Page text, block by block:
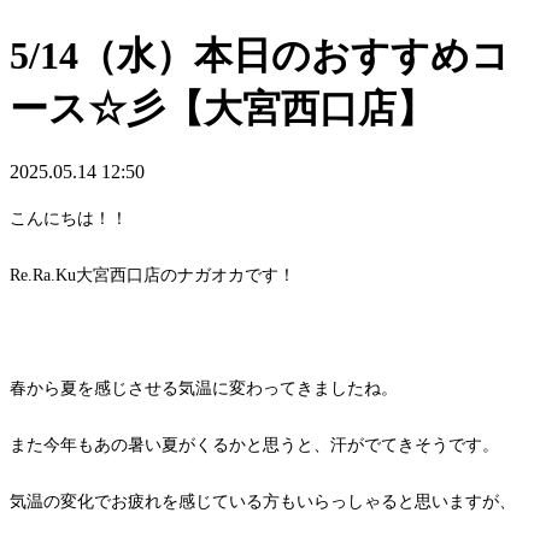
5/14（水）本日のおすすめコ
ース☆彡【大宮西口店】
2025.05.14 12:50
こんにちは！！
Re.Ra.Ku大宮西口店のナガオカです！
春から夏を感じさせる気温に変わってきましたね。
また今年もあの暑い夏がくるかと思うと、汗がでてきそうです。
気温の変化でお疲れを感じている方もいらっしゃると思いますが、